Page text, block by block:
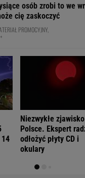
osób zrobi to we
cię zaskoczyć
PROMOCYJNY,
Niezwykłe
Polsce. Ekspert
odłożyć płyty CD i
okulary